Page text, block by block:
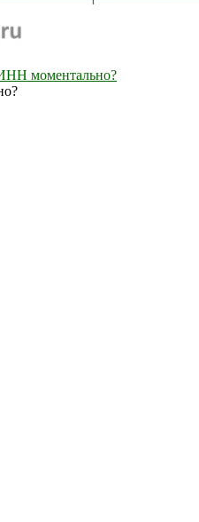
моментально?